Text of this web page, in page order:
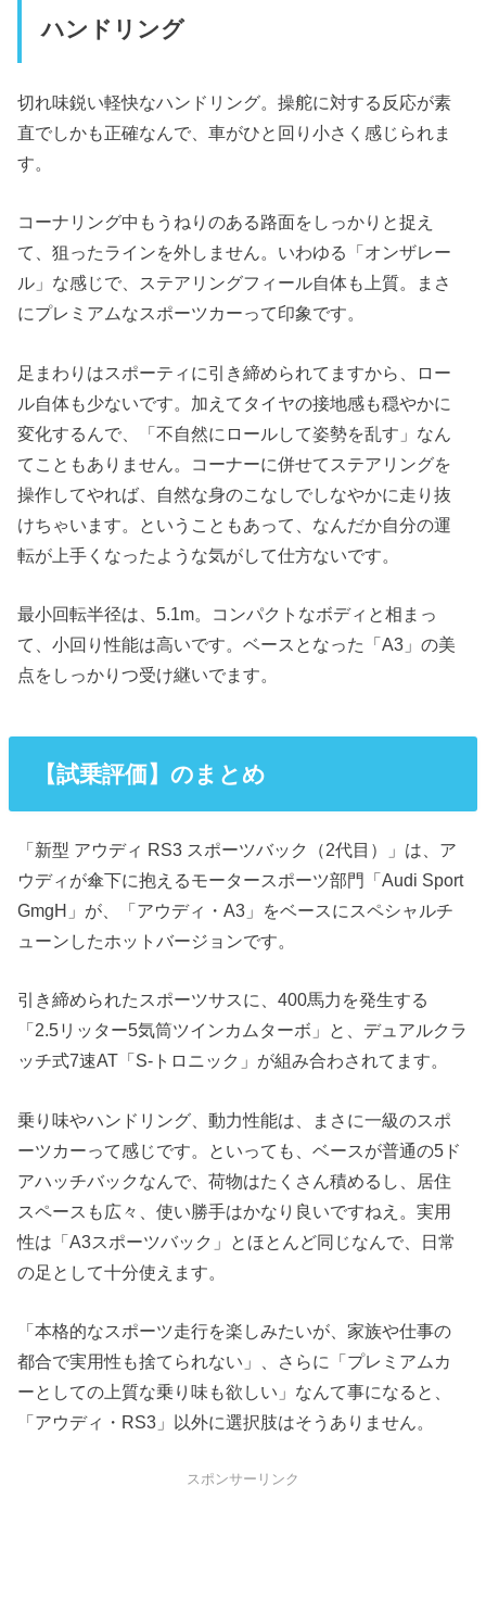
ハンドリング
切れ味鋭い軽快なハンドリング。操舵に対する反応が素
直でしかも正確なんで、車がひと回り小さく感じられま
す。
コーナリング中もうねりのある路面をしっかりと捉え
て、狙ったラインを外しません。いわゆる「オンザレー
ル」な感じで、ステアリングフィール自体も上質。まさ
にプレミアムなスポーツカーって印象です。
足まわりはスポーティに引き締められてますから、ロー
ル自体も少ないです。加えてタイヤの接地感も穏やかに
変化するんで、「不自然にロールして姿勢を乱す」なん
てこともありません。コーナーに併せてステアリングを
操作してやれば、自然な身のこなしでしなやかに走り抜
けちゃいます。ということもあって、なんだか自分の運
転が上手くなったような気がして仕方ないです。
最小回転半径は、5.1m。コンパクトなボディと相まっ
て、小回り性能は高いです。ベースとなった「A3」の美
点をしっかりつ受け継いでます。
【試乗評価】のまとめ
「新型 アウディ RS3 スポーツバック（2代目）」は、ア
ウディが傘下に抱えるモータースポーツ部門「Audi Sport
GmgH」が、「アウディ・A3」をベースにスペシャルチ
ューンしたホットバージョンです。
引き締められたスポーツサスに、400馬力を発生する
「2.5リッター5気筒ツインカムターボ」と、デュアルクラ
ッチ式7速AT「S-トロニック」が組み合わされてます。
乗り味やハンドリング、動力性能は、まさに一級のスポ
ーツカーって感じです。といっても、ベースが普通の5ド
アハッチバックなんで、荷物はたくさん積めるし、居住
スペースも広々、使い勝手はかなり良いですねえ。実用
性は「A3スポーツバック」とほとんど同じなんで、日常
の足として十分使えます。
「本格的なスポーツ走行を楽しみたいが、家族や仕事の
都合で実用性も捨てられない」、さらに「プレミアムカ
ーとしての上質な乗り味も欲しい」なんて事になると、
「アウディ・RS3」以外に選択肢はそうありません。
スポンサーリンク